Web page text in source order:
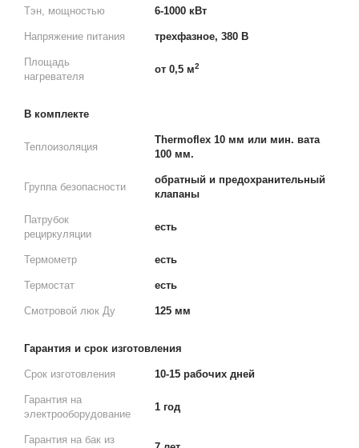
Тэн, мощностью 6-1000 кВт
Напряжение питания трехфазное, 380 В
Площадь
нагревателя
от 0,5 м2
В комплекте
Теплоизоляция
Thermoflex 10 мм или мин. вата
100 мм.
Группа безопасности
обратный и предохранительный
клапаны
Патрубок
рециркуляции
есть
Термометр есть
Термостат есть
Смотровой люк Ду 125 мм
Гарантия и срок изготовления
Срок изготовления 10-15 рабочих дней
Гарантия на
электрооборудование
1 год
Гарантия на бак из